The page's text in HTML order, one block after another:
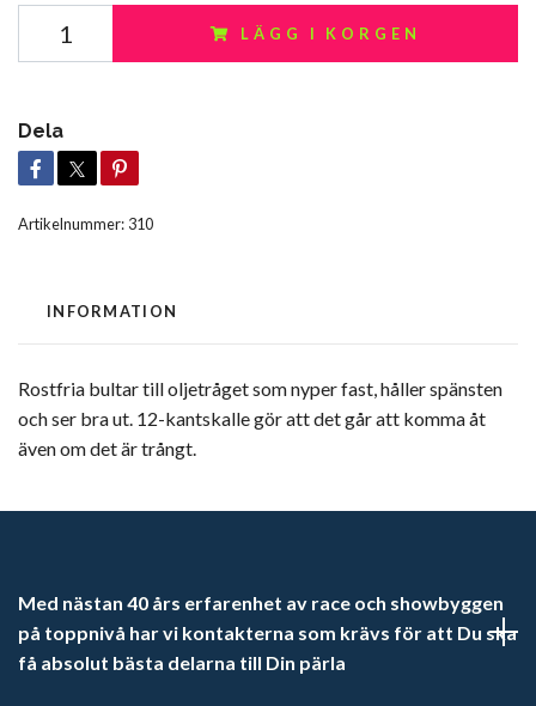
LÄGG I KORGEN
Dela
Artikelnummer: 310
INFORMATION
Rostfria bultar till oljetråget som nyper fast, håller spänsten
och ser bra ut. 12-kantskalle gör att det går att komma åt
även om det är trångt.
Med nästan 40 års erfarenhet av race och showbyggen
på toppnivå har vi kontakterna som krävs för att Du ska
få absolut bästa delarna till Din pärla